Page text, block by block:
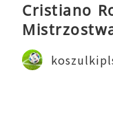
Cristiano